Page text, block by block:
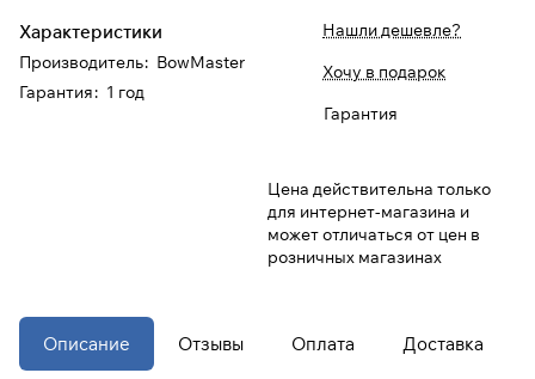
Характеристики
Производитель: BowMaster
Гарантия: 1 год
Нашли дешевле?
Хочу в подарок
Гарантия
Цена действительна только
для интернет-магазина и
может отличаться от цен в
розничных магазинах
Описание Отзывы Оплата Доставка
При оформлении заказа
выберите метод оплаты
картой любого банка
Получайте товар
Оставшиеся